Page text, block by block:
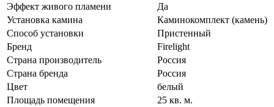
Эффект живого пламени
Да
Установка камина
Каминокомплект (камень)
Способ установки
Пристенный
Бренд
Firelight
Страна производитель
Россия
Страна бренда
Россия
Цвет
белый
Площадь помещения
25 кв. м.